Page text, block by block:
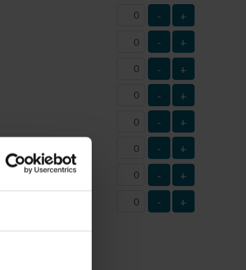
- +
- +
- +
- +
- +
- +
- +
- +